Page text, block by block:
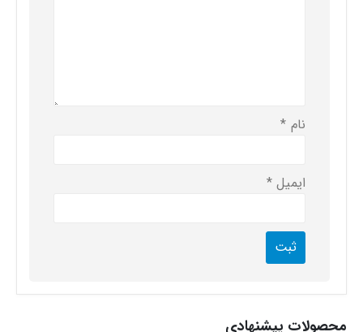
نام *
ایمیل *
محصولات پیشنهادی